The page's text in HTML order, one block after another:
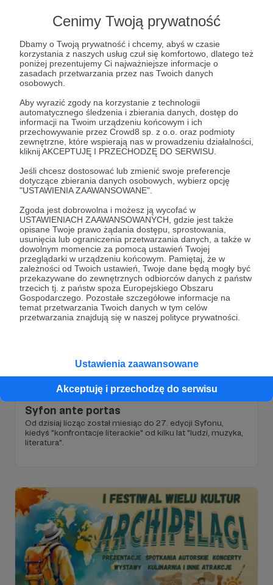
Cenimy Twoją prywatność
Dbamy o Twoją prywatność i chcemy, abyś w czasie
korzystania z naszych usług czuł się komfortowo, dlatego też
poniżej prezentujemy Ci najważniejsze informacje o
zasadach przetwarzania przez nas Twoich danych
osobowych.
Aby wyrazić zgody na korzystanie z technologii
automatycznego śledzenia i zbierania danych, dostęp do
informacji na Twoim urządzeniu końcowym i ich
przechowywanie przez Crowd8 sp. z o.o. oraz podmioty
zewnętrzne, które wspierają nas w prowadzeniu działalności,
kliknij AKCEPTUJĘ I PRZECHODZĘ DO SERWISU.
Jeśli chcesz dostosować lub zmienić swoje preferencje
dotyczące zbierania danych osobowych, wybierz opcję
"USTAWIENIA ZAAWANSOWANE".
Zgoda jest dobrowolna i możesz ją wycofać w
USTAWIENIACH ZAAWANSOWANYCH, gdzie jest także
opisane Twoje prawo żądania dostępu, sprostowania,
usunięcia lub ograniczenia przetwarzania danych, a także w
dowolnym momencie za pomocą ustawień Twojej
przeglądarki w urządzeniu końcowym. Pamiętaj, że w
zależności od Twoich ustawień, Twoje dane będą mogły być
przekazywane do zewnętrznych odbiorców danych z państw
trzecich tj. z państw spoza Europejskiego Obszaru
Gospodarczego. Pozostałe szczegółowe informacje na
temat przetwarzania Twoich danych w tym celów
przetwarzania znajdują się w naszej polityce prywatności.
Ustawienia zaawansowane
Akceptuję i przechodzę do serwisu
28.11.2025 ● Brak komentarzy
Zimowe prezenty po zupełnie dzikiej
jesieni
Jesień była szalona, ale są efekty i to do tego wizualne.
Syfon ante portas
Od dzisiaj licząc został miesiąc do 27. edycji Syfonu,
kiedyś "konfrontacje literackie" od kilku lat "ludzi, muzyka,
literatura".